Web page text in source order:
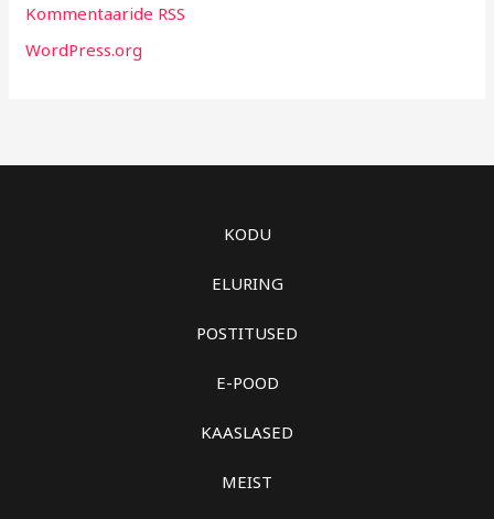
Kommentaaride RSS
WordPress.org
KODU
ELURING
POSTITUSED
E-POOD
KAASLASED
MEIST